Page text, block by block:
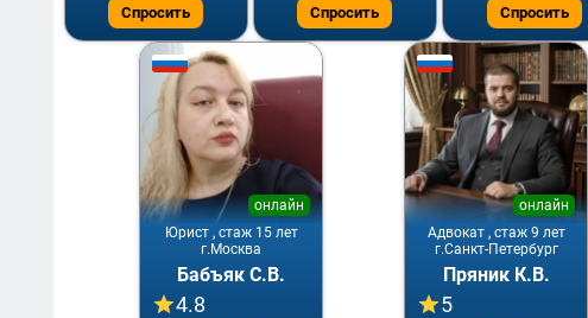
Спросить Спросить Спросить
Юрист , стаж 15 лет
онлайн
г.Москва
Бабъяк С.В.
4.8
Адвокат , стаж 9 лет
онлайн
г.Санкт-Петербург
Пряник К.В.
5